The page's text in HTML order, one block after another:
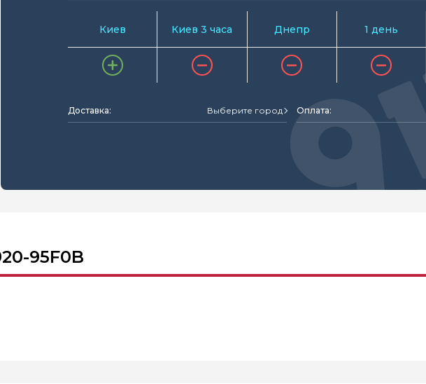
Киев Киев 3 часа Днепр 1 день
Доставка: Выберите город Оплата:
95F0B